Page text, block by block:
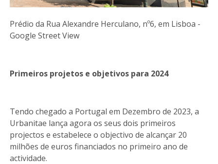
Prédio da Rua Alexandre Herculano, nº6, em Lisboa -
Google Street View
Primeiros projetos e objetivos para 2024
Tendo chegado a Portugal em Dezembro de 2023, a
Urbanitae lança agora os seus dois primeiros
projectos e estabelece o objectivo de alcançar 20
milhões de euros financiados no primeiro ano de
actividade.